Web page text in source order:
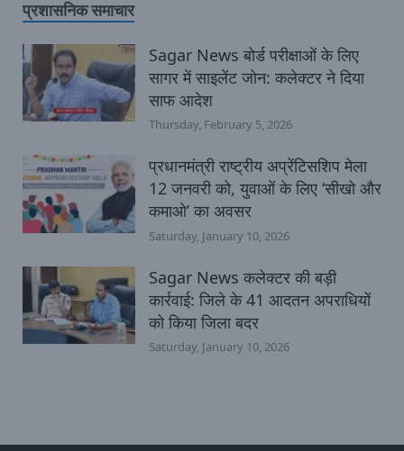
प्रशासनिक समाचार
Sagar News बोर्ड परीक्षाओं के लिए
सागर में साइलेंट जोन: कलेक्टर ने दिया
साफ आदेश
Thursday, February 5, 2026
प्रधानमंत्री राष्ट्रीय अप्रेंटिसशिप मेला
12 जनवरी को, युवाओं के लिए ‘सीखो और
कमाओ’ का अवसर
Saturday, January 10, 2026
Sagar News कलेक्टर की बड़ी
कार्रवाई: जिले के 41 आदतन अपराधियों
को किया जिला बदर
Saturday, January 10, 2026